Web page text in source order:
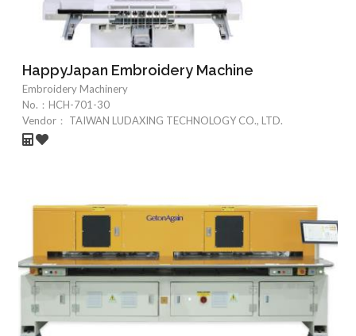
HappyJapan Embroidery Machine
Embroidery Machinery
No.： HCH-701-30
Vendor：
TAIWAN LUDAXING TECHNOLOGY CO., LTD.